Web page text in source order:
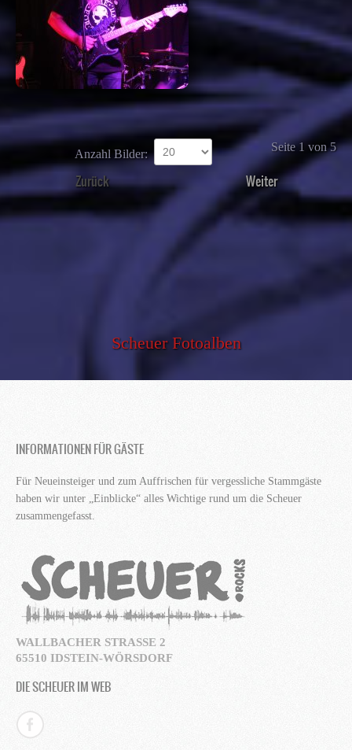
Anzahl Bilder:
Seite 1 von 5
Zurück Weiter
Scheuer Fotoalben
INFORMATIONEN FÜR GÄSTE
Für Neueinsteiger und zum Auffrischen für vergessliche Stammgäste
haben wir unter „Einblicke“ alles Wichtige rund um die Scheuer
zusammengefasst.
WALLBACHER STRASSE 2
65510 IDSTEIN-WÖRSDORF
DIE SCHEUER IM WEB